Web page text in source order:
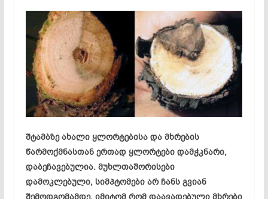
შტამბზე ახალი ყლორტებისა და მხრების
წარმოქმნასთან ერთად ყლორტები დამჭკნარი,
დაბეჩავებულია. მუხლთაშორისები
დამოკლებული, სიმპტომები არ ჩანს გვიან